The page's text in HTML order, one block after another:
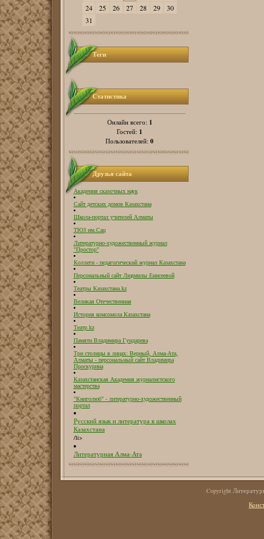
24
25 26 27 28 29
30
31
Теги
Статистика
Онлайн всего: 1
Гостей: 1
Пользователей: 0
Друзья сайта
Академия сказочных наук
Сайт детских домов Казахстана
Школа-портал учителей Алматы
ТЮЗ им.Сац
Литературно-художественный журнал
"Простор"
Коллеги - педагогический журнал Казахстана
Персональный сайт Людмилы Енисеевой
Театры Казахстана.kz
Великая Отечественная
История комсомола Казахстана
Театр.kz
Памяти Владимира Гундарева
Три столицы в лицах: Верный, Алма-Ата,
Алматы - персональный сайт Владимира
Проскурина
Казахстанская Академия журналистского
мастерства
"Книголюб" - литературно-художественный
портал
Русский язык и литература в школах
Казахстана
/li>
Литературная Алма-Ата
Copyright